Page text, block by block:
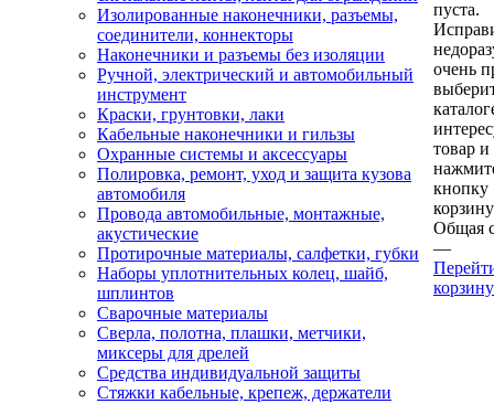
Изолированные наконечники, разъемы,
соединители, коннекторы
Наконечники и разъемы без изоляции
Ручной, электрический и автомобильный
инструмент
Краски, грунтовки, лаки
Кабельные наконечники и гильзы
Охранные системы и аксессуары
Полировка, ремонт, уход и защита кузова
автомобиля
Провода автомобильные, монтажные,
акустические
Протирочные материалы, салфетки, губки
Наборы уплотнительных колец, шайб,
шплинтов
Сварочные материалы
Сверла, полотна, плашки, метчики,
миксеры для дрелей
Средства индивидуальной защиты
Стяжки кабельные, крепеж, держатели
пуста.
очень
товар и
кнопку
Общая
—
корзину